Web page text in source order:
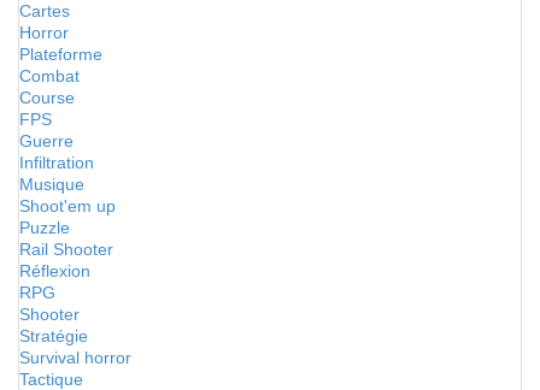
Cartes
Horror
Plateforme
Combat
Course
FPS
Guerre
Infiltration
Musique
Shoot'em up
Puzzle
Rail Shooter
Réflexion
RPG
Shooter
Stratégie
Survival horror
Tactique